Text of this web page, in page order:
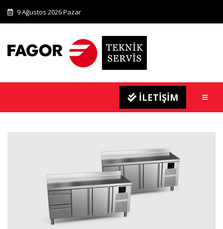
9 Ağustos 2026 Pazar
İLETİŞİM